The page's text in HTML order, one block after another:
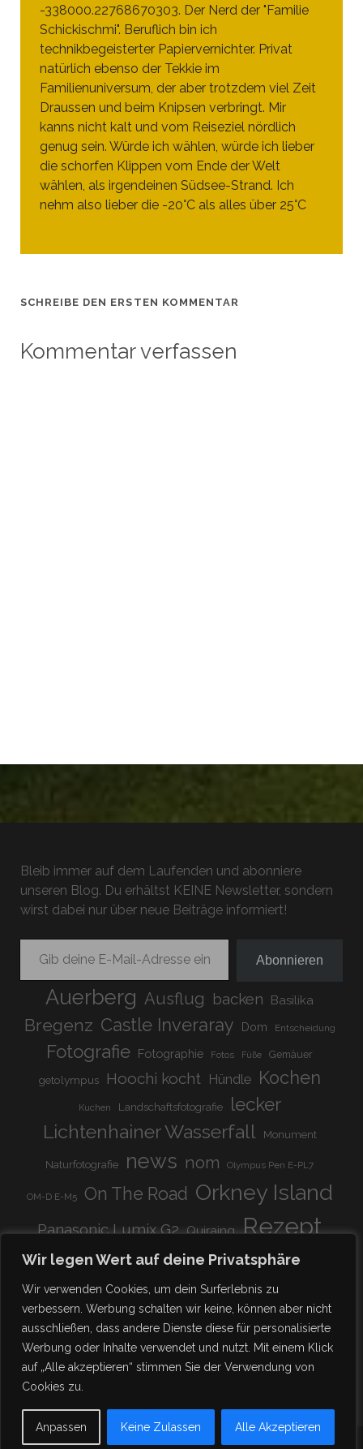
Wir legen Wert auf deine Privatsphäre
Wir verwenden Cookies, um dein Surferlebnis zu
verbessern. Werbung schalten wir keine, können aber nicht
ausschließen, dass andere Dienste diese für personalisierte
Werbung oder Inhalte verwendet und nutzt. Mit einem Klick
auf „Alle akzeptieren“ stimmen Sie der Verwendung von
Cookies zu.
Anpassen Keine Zulassen Alle Akzeptieren
-338000.22768670303. Der Nerd der "Familie
Schickischmi". Beruflich bin ich
technikbegeisterter Papiervernichter. Privat
natürlich ebenso der Tekkie im
Familienuniversum, der aber trotzdem viel Zeit
Draussen und beim Knipsen verbringt. Mir
kanns nicht kalt und vom Reiseziel nördlich
genug sein. Würde ich wählen, würde ich lieber
die schorfen Klippen vom Ende der Welt
wählen, als irgendeinen Südsee-Strand. Ich
nehm also lieber die -20°C als alles über 25°C
SCHREIBE DEN ERSTEN KOMMENTAR
Kommentar verfassen
Bleib immer auf dem Laufenden und abonniere
unseren Blog. Du erhältst KEINE Newsletter, sondern
wirst dabei nur über neue Beiträge informiert!
Gib deine E-Mail-Adresse ein ...
Abonnieren
Auerberg Ausflug backen Basilika
Bregenz Castle Inveraray Dom Entscheidung
Fotografie Fotographie Fotos Füße Gemäuer
getolympus Hoochi kocht Hündle Kochen
Kuchen Landschaftsfotografie lecker
Lichtenhainer Wasserfall Monument
Naturfotografie news nom Olympus Pen E-PL7
OM-D E-M5 On The Road Orkney Island
Panasonic Lumix G2 Quiraing Rezept
Rundreise schnell & einfach Scotland
Stadion super lecker Systemkamera
vegetarisch Viadukt weitnau woooohoooo!!!!
zu Hause ♥
- FAMILIE SCHICKISCHMI -